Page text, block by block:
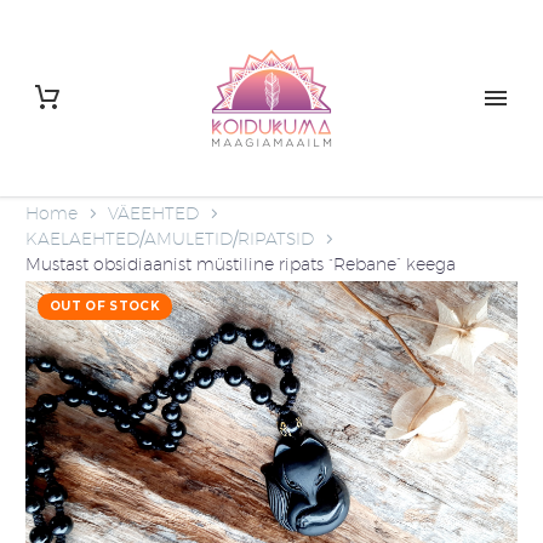
Home
VÄEEHTED
KAELAEHTED/AMULETID/RIPATSID
Mustast obsidiaanist müstiline ripats “Rebane” keega
OUT OF STOCK